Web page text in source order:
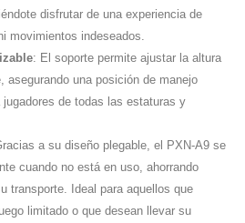
disfrutar de una experiencia de
movimientos indeseados.
: El soporte permite ajustar la altura
asegurando una posición de manejo
de todas las estaturas y
a su diseño plegable, el PXN-A9 se
cuando no está en uso, ahorrando
transporte. Ideal para aquellos que
limitado o que desean llevar su